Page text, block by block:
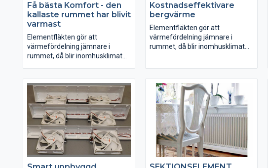
Få bästa Komfort - den
kallaste rummet har blivit
varmast
Elementfläkten gör att
värmefördelning jämnare i
rummet, då blir inomhusklimat
och energi tillsammans med våra
trådlösa termostater kan du
reglera temperaturen från din
dator eller smartphone och
skapa energismart hem.
Kostnadseffektivare
bergvärme
Elementfläkten gör att
värmefördelning jämnare i
rummet, då blir inomhusklimat
trådlösa termostater kan du
reglera temperaturen från din
dator eller smartphone och
skapa energismart hem.